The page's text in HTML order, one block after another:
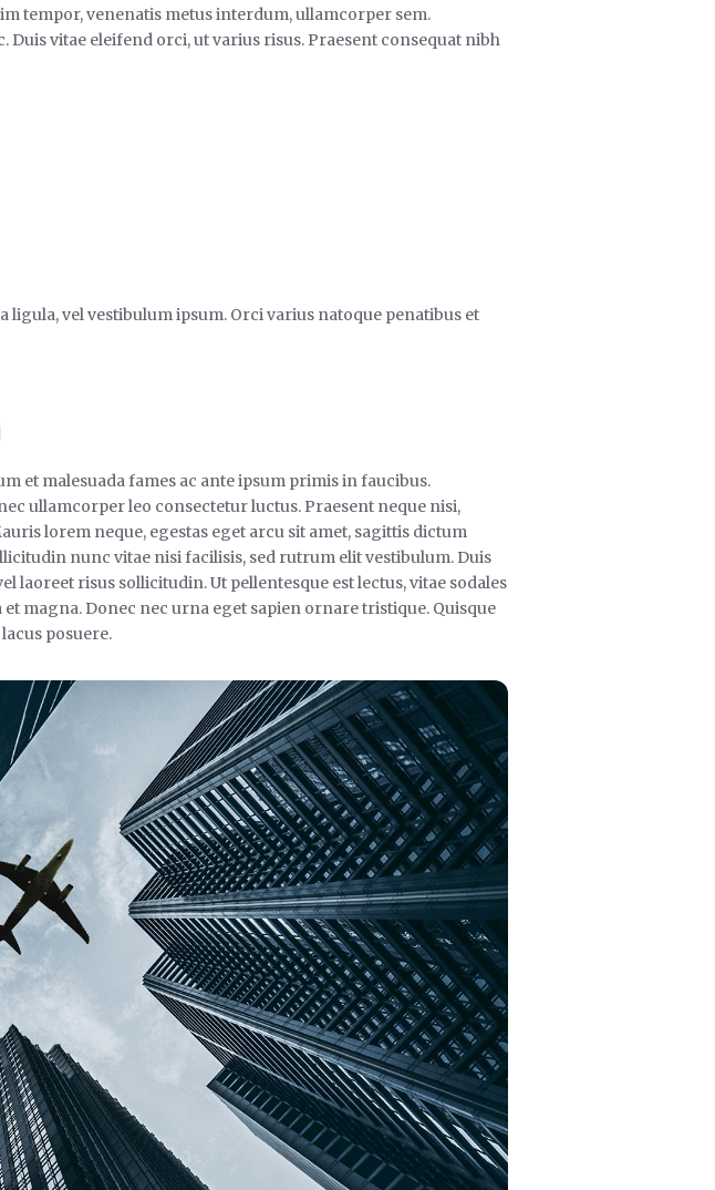
tempor, venenatis metus interdum, ullamcorper sem.
vitae eleifend orci, ut varius risus. Praesent consequat nibh
ligula, vel vestibulum ipsum. Orci varius natoque penatibus et
et malesuada fames ac ante ipsum primis in faucibus.
ullamcorper leo consectetur luctus. Praesent neque nisi,
lorem neque, egestas eget arcu sit amet, sagittis dictum
nunc vitae nisi facilisis, sed rutrum elit vestibulum. Duis
laoreet risus sollicitudin. Ut pellentesque est lectus, vitae sodales
magna. Donec nec urna eget sapien ornare tristique. Quisque
posuere.